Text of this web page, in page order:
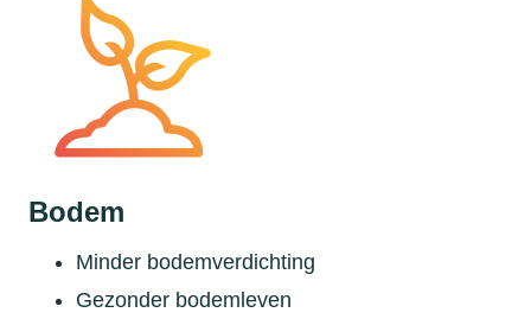
Bodem
Minder bodemverdichting
Gezonder bodemleven